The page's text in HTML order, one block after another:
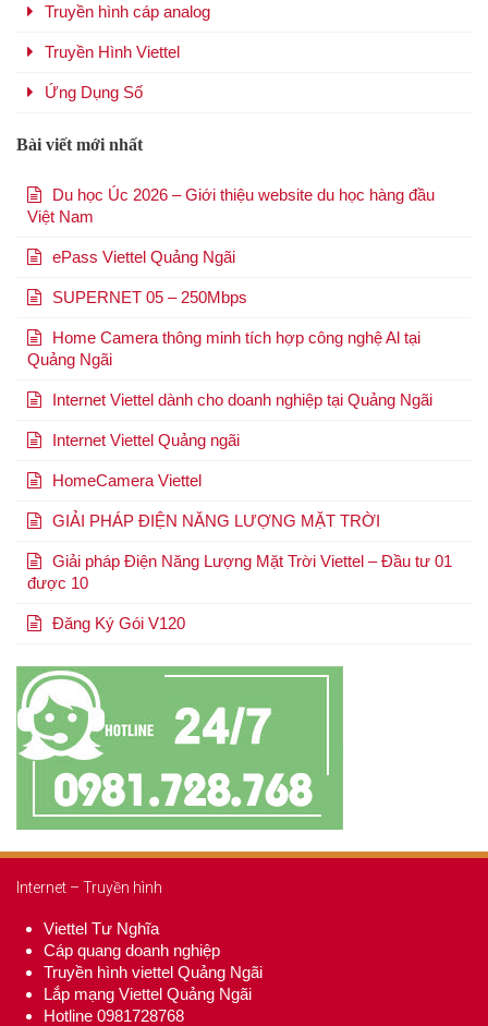
Truyền hình cáp analog
Truyền Hình Viettel
Ứng Dụng Số
Bài viết mới nhất
Du học Úc 2026 – Giới thiệu website du học hàng đầu
Việt Nam
ePass Viettel Quảng Ngãi
SUPERNET 05 – 250Mbps
Home Camera thông minh tích hợp công nghệ Al tại
Quảng Ngãi
Internet Viettel dành cho doanh nghiệp tại Quảng Ngãi
Internet Viettel Quảng ngãi
HomeCamera Viettel
GIẢI PHÁP ĐIỆN NĂNG LƯỢNG MẶT TRỜI
Giải pháp Điện Năng Lượng Mặt Trời Viettel – Đầu tư 01
được 10
Đăng Ký Gói V120
Internet – Truyền hình
Viettel Tư Nghĩa
Cáp quang doanh nghiệp
Truyền hình viettel Quảng Ngãi
Lắp mạng Viettel Quảng Ngãi
Hotline 0981728768